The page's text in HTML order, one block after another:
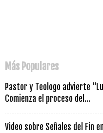
Más Populares
Pastor y Teologo advierte
Comienza el proceso del...
Video sobre Señales del Fin